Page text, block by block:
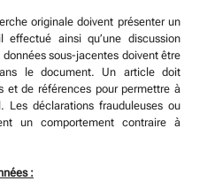
originale doivent présenter un
ainsi qu’une discussion
sous-jacentes doivent être
le document. Un article doit
et de références pour permettre à
Les déclarations frauduleuses ou
un comportement contraire à
: